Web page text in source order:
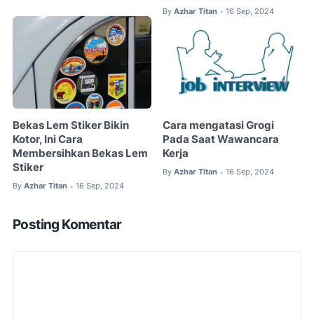
By Azhar Titan • 16 Sep, 2024
Bekas Lem Stiker Bikin
Kotor, Ini Cara
Membersihkan Bekas Lem
Stiker
By Azhar Titan • 16 Sep, 2024
Cara mengatasi Grogi
Pada Saat Wawancara
Kerja
By Azhar Titan • 16 Sep, 2024
Posting Komentar